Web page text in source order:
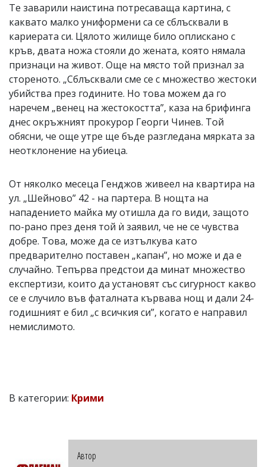
Те заварили наистина потресаваща картина, с
каквато малко униформени са се сблъсквали в
кариерата си. Цялото жилище било оплискано с
кръв, двата ножа стояли до жената, която нямала
признаци на живот. Още на място той признал за
стореното. „Сблъсквали сме се с множество жестоки
убийства през годините. Но това можем да го
наречем „венец на жестокостта”, каза на брифинга
днес окръжният прокурор Георги Чинев. Той
обясни, че още утре ще бъде разгледана мярката за
неотклонение на убиеца.
От няколко месеца Генджов живеел на квартира на
ул. „Шейново” 42 - на партера. В нощта на
нападението майка му отишла да го види, защото
по-рано през деня той ѝ заявил, че не се чувства
добре. Това, може да се изтълкува като
предварително поставен „капан”, но може и да е
случайно. Тепърва предстои да минат множество
експертизи, които да установят със сигурност какво
се е случило във фаталната кървава нощ и дали 24-
годишният е бил „с всичкия си”, когато е направил
немислимото.
В категории: Крими
Автор